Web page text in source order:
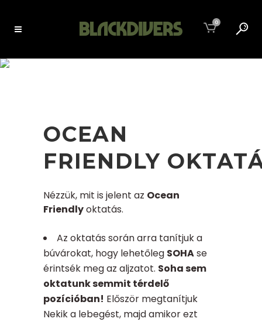
0
OCEAN
FRIENDLY
Nézzük, mit is jelent az Ocean
Friendlyoktatás.
Az oktatás során arra tanítjuk a
búvárokat, hogy lehetőleg SOHAse
érintsék meg az aljzatot. Soha sem
oktatunk semmit térdelő
pozícióban! Először megtanítjuk
Nekik a lebegést, majd amikor ezt